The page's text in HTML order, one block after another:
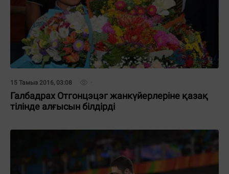
15 Тамыз 2016, 03:08
Галбадрах Отгонцэцэг жанкүйерлеріне қазақ
тілінде алғысын білдірді